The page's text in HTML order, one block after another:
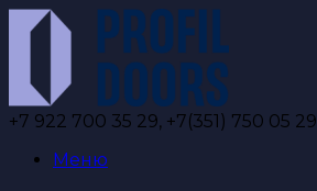
Перейти
содержанию
+7 922 700 35 29, +7(351) 750 05 29
Меню